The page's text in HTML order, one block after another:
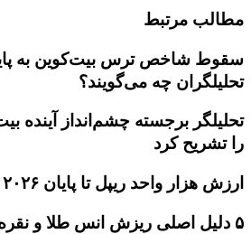
مطالب مرتبط
سقوط شاخص ترس بیت‌کوین به
تحلیلگران چه می‌گویند؟
تحلیلگر برجسته چشم‌انداز آینده
را تشریح کرد
ارزش هزار واحد ریپل تا پایان ۲۰۲۶ چقدر می شود؟
۵ دلیل اصلی ریزش انس طلا و نقره